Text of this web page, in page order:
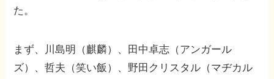
た。
まず、川島明（麒麟）、田中卓志（アンガール
ズ）、哲夫（笑い飯）、野田クリスタル（マヂカル